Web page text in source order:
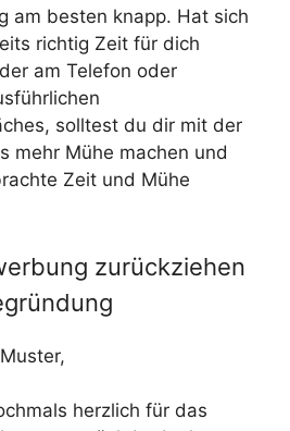
am besten knapp. Hat sich
richtig Zeit für dich
am Telefon oder
solltest du dir mit der
mehr Mühe machen und
Zeit und Mühe
zurückziehen
herzlich für das